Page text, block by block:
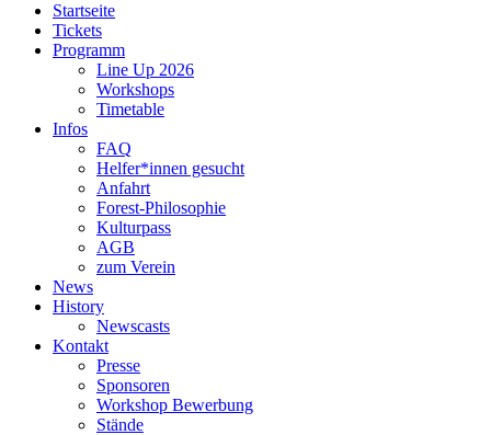
Startseite
Tickets
Programm
Line Up 2026
Workshops
Timetable
Infos
FAQ
Helfer*innen gesucht
Anfahrt
Forest-Philosophie
Kulturpass
AGB
zum Verein
News
History
Newscasts
Kontakt
Presse
Sponsoren
Workshop Bewerbung
Stände